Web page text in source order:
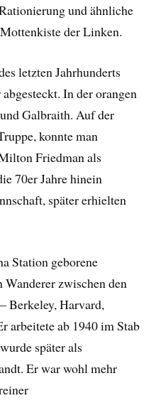
und ähnliche
der Linken.
letzten Jahrhunderts
In der orangen
Galbraith. Auf der
konnte man
Friedman als
70er Jahre hinein
später erhielten
Station geborene
zwischen den
Berkeley, Harvard,
arbeitete ab 1940 im Stab
später als
Er war wohl mehr